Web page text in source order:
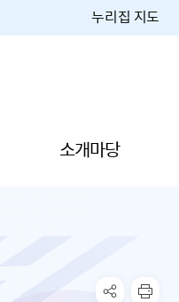
누리집 지도
소개마당